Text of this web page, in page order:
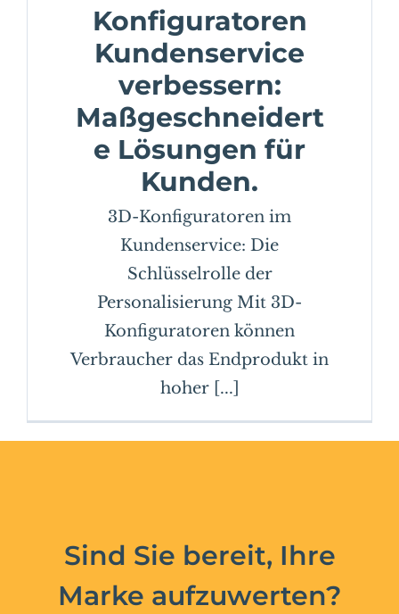
Konfiguratoren
Kundenservice
verbessern:
Maßgeschneidert
e Lösungen für
Kunden.
3D-Konfiguratoren im
Kundenservice: Die
Schlüsselrolle der
Personalisierung Mit 3D-
Konfiguratoren können
Verbraucher das Endprodukt in
hoher [...]
Sind Sie bereit, Ihre
Marke aufzuwerten?